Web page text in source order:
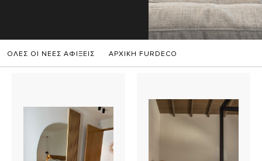
ΟΛΕΣ ΟΙ ΝΕΕΣ ΑΦΙΞΕΙΣ ΑΡΧΙΚΗ FURDECO